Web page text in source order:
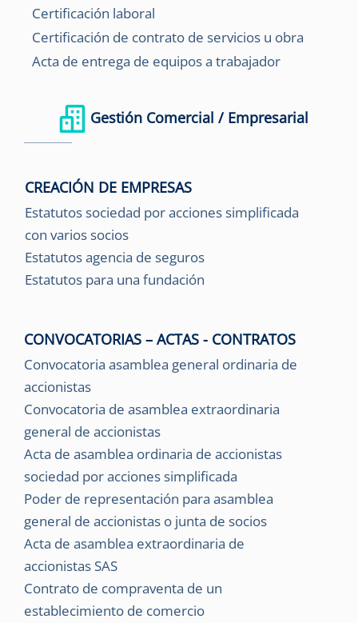
Certificación laboral
Certificación de contrato de servicios u obra
Acta de entrega de equipos a trabajador
Gestión Comercial / Empresarial
CREACIÓN DE EMPRESAS
Estatutos sociedad por acciones simplificada
con varios socios
Estatutos agencia de seguros
Estatutos para una fundación
CONVOCATORIAS – ACTAS - CONTRATOS
Convocatoria asamblea general ordinaria de
accionistas
Convocatoria de asamblea extraordinaria
general de accionistas
Acta de asamblea ordinaria de accionistas
sociedad por acciones simplificada
Poder de representación para asamblea
general de accionistas o junta de socios
Acta de asamblea extraordinaria de
accionistas SAS
Contrato de compraventa de un
establecimiento de comercio